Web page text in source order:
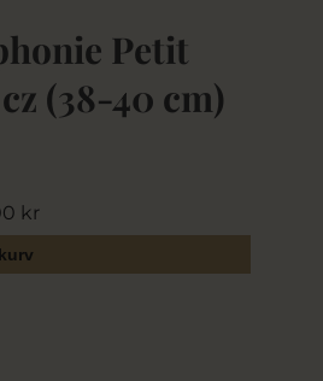
Petit
(38-40 cm)
kr